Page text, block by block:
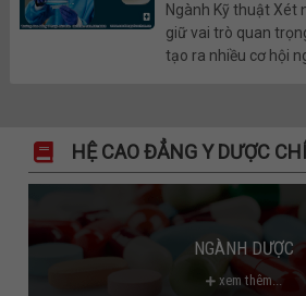
Ngành Kỹ thuật Xét
giữ vai trò quan
tạo ra nhiều cơ hội
HỆ CAO ĐẲNG Y DƯỢC
NGÀNH DƯỢC
xem thêm...